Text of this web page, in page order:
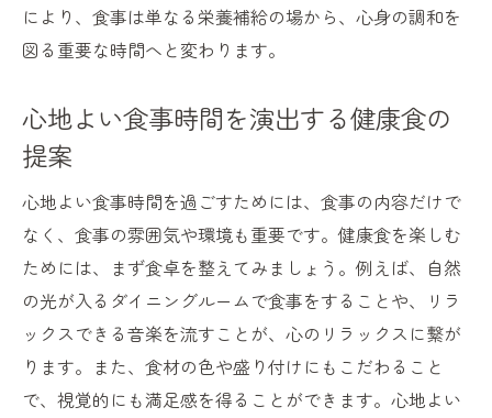
により、食事は単なる栄養補給の場から、心身の調和を
図る重要な時間へと変わります。
心地よい食事時間を演出する健康食の
提案
心地よい食事時間を過ごすためには、食事の内容だけで
なく、食事の雰囲気や環境も重要です。健康食を楽しむ
ためには、まず食卓を整えてみましょう。例えば、自然
の光が入るダイニングルームで食事をすることや、リラ
ックスできる音楽を流すことが、心のリラックスに繋が
ります。また、食材の色や盛り付けにもこだわること
で、視覚的にも満足感を得ることができます。心地よい